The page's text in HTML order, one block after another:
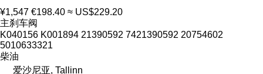
¥1,547 €198.40 ≈ US$229.20
主刹车阀
K040156 K001894 21390592 7421390592 20754602
5010633321
柴油
爱沙尼亚, Tallinn